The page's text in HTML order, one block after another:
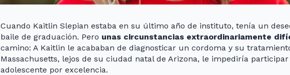
Cuando Kaitlin Slepian estaba en su último año de instituto, tenía un
baile de graduación. Pero unas circunstancias extraordinariamente
camino: A Kaitlin le acababan de diagnosticar un cordoma y su
Massachusetts, lejos de su ciudad natal de Arizona, le impediría
adolescente por excelencia.